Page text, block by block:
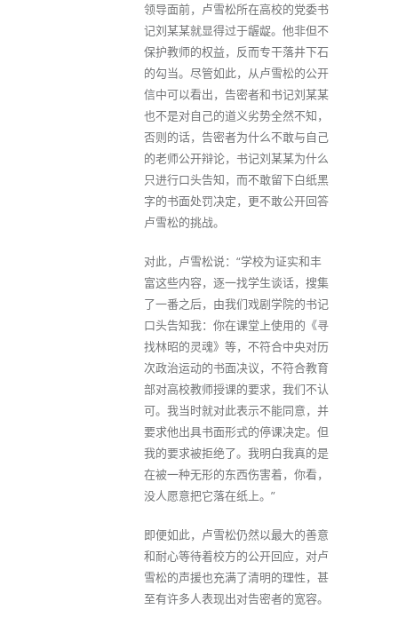
领导面前，卢雪松所在高校的党委书
记刘某某就显得过于龌龊。他非但不
保护教师的权益，反而专干落井下石
的勾当。尽管如此，从卢雪松的公开
信中可以看出，告密者和书记刘某某
也不是对自己的道义劣势全然不知，
否则的话，告密者为什么不敢与自己
的老师公开辩论，书记刘某某为什么
只进行口头告知，而不敢留下白纸黑
字的书面处罚决定，更不敢公开回答
卢雪松的挑战。
对此，卢雪松说：“学校为证实和丰
富这些内容，逐一找学生谈话，搜集
了一番之后，由我们戏剧学院的书记
口头告知我：你在课堂上使用的《寻
找林昭的灵魂》等，不符合中央对历
次政治运动的书面决议，不符合教育
部对高校教师授课的要求，我们不认
可。我当时就对此表示不能同意，并
要求他出具书面形式的停课决定。但
我的要求被拒绝了。我明白我真的是
在被一种无形的东西伤害着，你看，
没人愿意把它落在纸上。”
即便如此，卢雪松仍然以最大的善意
和耐心等待着校方的公开回应，对卢
雪松的声援也充满了清明的理性，甚
至有许多人表现出对告密者的宽容。